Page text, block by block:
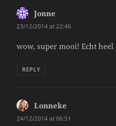
Jonne
23/12/2014 at 22:46
wow, super mooi! Echt heel
REPLY
Lonneke
24/12/2014 at 06:51